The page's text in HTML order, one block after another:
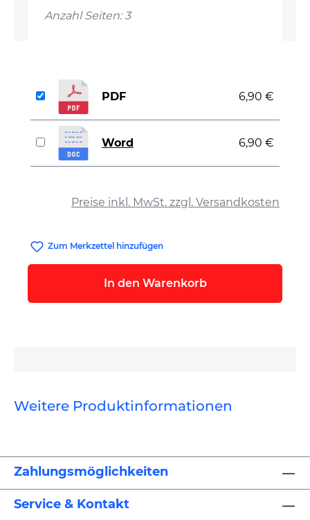
Anzahl Seiten: 3
Preise inkl. MwSt. zzgl. Versandkosten
PDF 6,90 €
Word 6,90 €
Zum Merkzettel hinzufügen
In den Warenkorb
Weitere Produktinformationen
Zahlungsmöglichkeiten
Service & Kontakt